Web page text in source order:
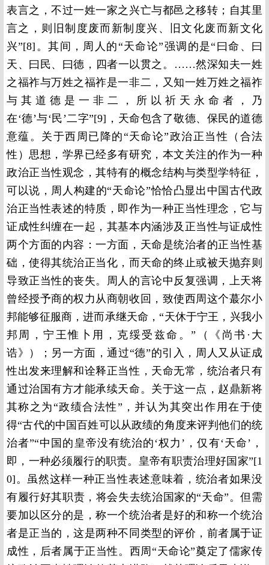
表言之，不过一姓一家之兴亡与都邑之移转；自其里
言之，则旧制度废而新制度兴、旧文化废而新文化
兴”[8]。其间，周人的“天命论”强调的是“曰命、曰
天、曰民、曰德，四者一以贯之。……然深知夫一姓
之福祚与万姓之福祚是一非二，又知一姓万姓之福祚
与其道德是一非二，所以祈天永命者，乃
在‘德’与‘民’二字”[9]，天命包含了敬德、保民的道德
意蕴。关于西周已降的“天命论”政治正当性（合法
性）思想，学界已经多有研究，本文关注的作为一种
政治正当性观念，其特有的概念结构与类型学特征，
可以说，周人构建的“天命论”恰恰凸显出中国古代政
治正当性表述的特质，即作为一种正当性理念，它与
证成性纠缠在一起，其基本内涵涉及正当性与证成性
两个方面的内容：一方面，天命是统治者的正当性基
础，使得其统治正当化，而天命的终止或被天抛弃则
导致正当性的丧失。周人的言论中反复强调，上天将
曾经授予商的权力从商朝收回，致使西周这个蕞尔小
邦能够征服商，进而承继天命，“天休于宁王，兴我小
邦周，宁王惟卜用，克绥受兹命。”（《尚书·大
诰》）；另一方面，通过“德”的引入，周人又从证成
性出发来理解和诠释正当性，天命无常，统治者只有
通过治国有方才能承续天命。关于这一点，赵鼎新将
其称之为“政绩合法性”，并认为其突出作用在于使
得“古代的中国百姓可以从政绩的角度来评判他们的统
治者”“中国的皇帝没有统治的‘权力’，仅有‘天命’，
即，一种必须履行的职责。皇帝有职责治理好国家”[1
0]。虽然这样一种正当性表述意味着，统治者如果没
有履行好其职责，将会失去统治国家的“天命”。但需
要加以区分的是，称一个统治者是好的和称一个统治
者是正当的，这是两种不同类型的评价，前者属于证
成性，后者属于正当性。西周“天命论”奠定了儒家传